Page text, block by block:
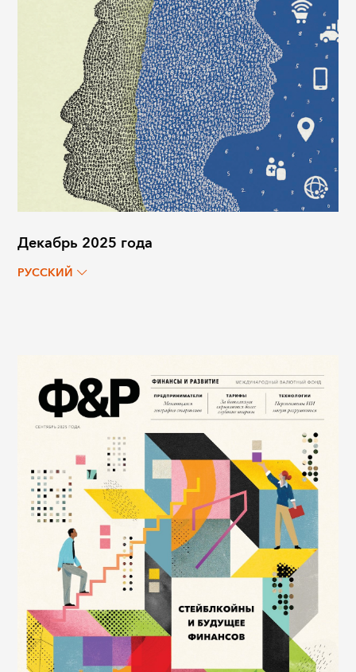
Декабрь 2025 года
РУССКИЙ